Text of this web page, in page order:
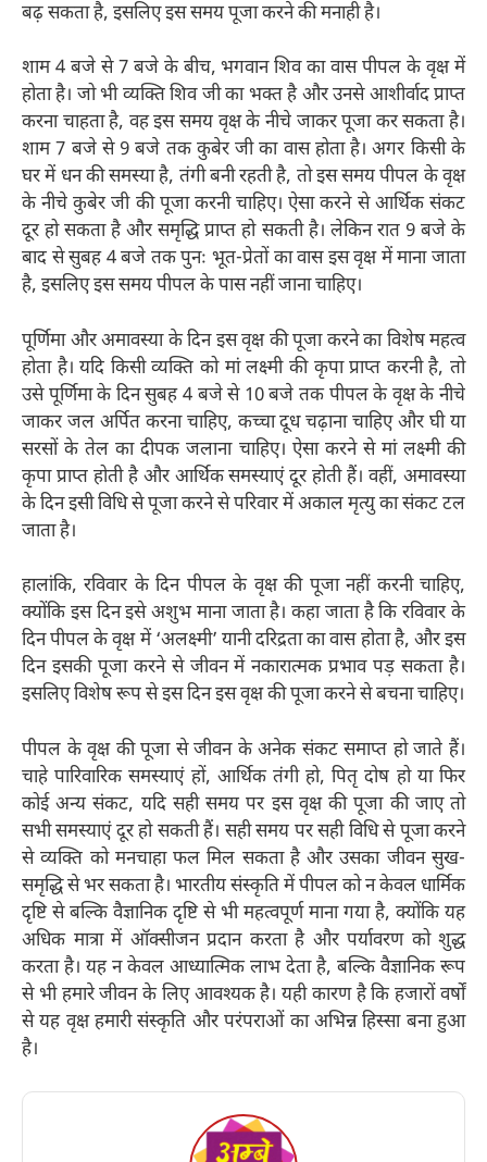
बढ़ सकता है, इसलिए इस समय पूजा करने की मनाही है।
शाम 4 बजे से 7 बजे के बीच, भगवान शिव का वास पीपल के वृक्ष में
होता है। जो भी व्यक्ति शिव जी का भक्त है और उनसे आशीर्वाद प्राप्त
करना चाहता है, वह इस समय वृक्ष के नीचे जाकर पूजा कर सकता है।
शाम 7 बजे से 9 बजे तक कुबेर जी का वास होता है। अगर किसी के
घर में धन की समस्या है, तंगी बनी रहती है, तो इस समय पीपल के वृक्ष
के नीचे कुबेर जी की पूजा करनी चाहिए। ऐसा करने से आर्थिक संकट
दूर हो सकता है और समृद्धि प्राप्त हो सकती है। लेकिन रात 9 बजे के
बाद से सुबह 4 बजे तक पुनः भूत-प्रेतों का वास इस वृक्ष में माना जाता
है, इसलिए इस समय पीपल के पास नहीं जाना चाहिए।
पूर्णिमा और अमावस्या के दिन इस वृक्ष की पूजा करने का विशेष महत्व
होता है। यदि किसी व्यक्ति को मां लक्ष्मी की कृपा प्राप्त करनी है, तो
उसे पूर्णिमा के दिन सुबह 4 बजे से 10 बजे तक पीपल के वृक्ष के नीचे
जाकर जल अर्पित करना चाहिए, कच्चा दूध चढ़ाना चाहिए और घी या
सरसों के तेल का दीपक जलाना चाहिए। ऐसा करने से मां लक्ष्मी की
कृपा प्राप्त होती है और आर्थिक समस्याएं दूर होती हैं। वहीं, अमावस्या
के दिन इसी विधि से पूजा करने से परिवार में अकाल मृत्यु का संकट टल
जाता है।
हालांकि, रविवार के दिन पीपल के वृक्ष की पूजा नहीं करनी चाहिए,
क्योंकि इस दिन इसे अशुभ माना जाता है। कहा जाता है कि रविवार के
दिन पीपल के वृक्ष में ‘अलक्ष्मी’ यानी दरिद्रता का वास होता है, और इस
दिन इसकी पूजा करने से जीवन में नकारात्मक प्रभाव पड़ सकता है।
इसलिए विशेष रूप से इस दिन इस वृक्ष की पूजा करने से बचना चाहिए।
पीपल के वृक्ष की पूजा से जीवन के अनेक संकट समाप्त हो जाते हैं।
चाहे पारिवारिक समस्याएं हों, आर्थिक तंगी हो, पितृ दोष हो या फिर
कोई अन्य संकट, यदि सही समय पर इस वृक्ष की पूजा की जाए तो
सभी समस्याएं दूर हो सकती हैं। सही समय पर सही विधि से पूजा करने
से व्यक्ति को मनचाहा फल मिल सकता है और उसका जीवन सुख-
समृद्धि से भर सकता है। भारतीय संस्कृति में पीपल को न केवल धार्मिक
दृष्टि से बल्कि वैज्ञानिक दृष्टि से भी महत्वपूर्ण माना गया है, क्योंकि यह
अधिक मात्रा में ऑक्सीजन प्रदान करता है और पर्यावरण को शुद्ध
करता है। यह न केवल आध्यात्मिक लाभ देता है, बल्कि वैज्ञानिक रूप
से भी हमारे जीवन के लिए आवश्यक है। यही कारण है कि हजारों वर्षों
से यह वृक्ष हमारी संस्कृति और परंपराओं का अभिन्न हिस्सा बना हुआ
है।